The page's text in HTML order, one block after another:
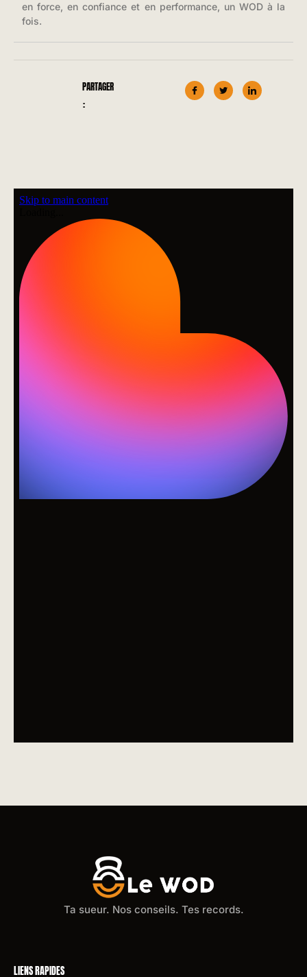
en force, en confiance et en performance, un WOD à la
fois.
PARTAGER
:
Ta sueur. Nos conseils. Tes records.
LIENS RAPIDES